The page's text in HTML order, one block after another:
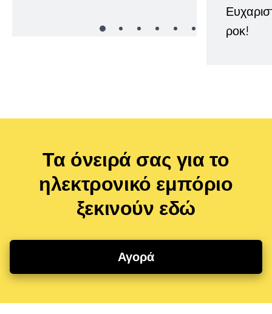
ροκ!
Τα όνειρά σας για το
ηλεκτρονικό εμπόριο
ξεκινούν εδώ
Αγορά